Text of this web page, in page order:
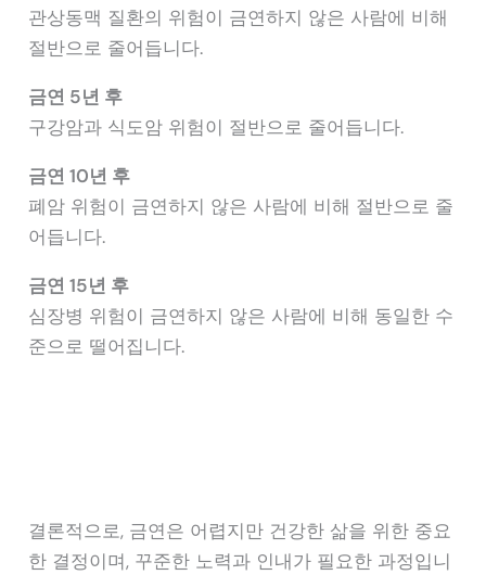
관상동맥 질환의 위험이 금연하지 않은 사람에 비해
절반으로 줄어듭니다.
금연 5년 후
구강암과 식도암 위험이 절반으로 줄어듭니다.
금연 10년 후
폐암 위험이 금연하지 않은 사람에 비해 절반으로 줄
어듭니다.
금연 15년 후
심장병 위험이 금연하지 않은 사람에 비해 동일한 수
준으로 떨어집니다.
결론적으로, 금연은 어렵지만 건강한 삶을 위한 중요
한 결정이며, 꾸준한 노력과 인내가 필요한 과정입니